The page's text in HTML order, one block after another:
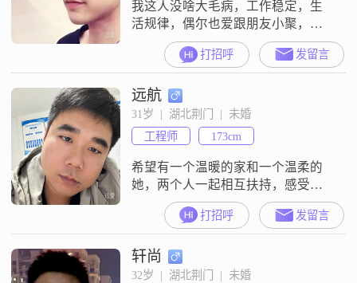
的每一刻##3
我这人没啥大毛病，工作稳定，生
活规律，偶尔也爱跟朋友小聚，开
开玩笑##3002##平时就喜欢看看书
##3001##跑跑步，保持着对生活的
热爱##3002##我觉得自己还算幽默
风趣，也很有耐心，特别期待能遇
到那个能陪我一起疯##3001##一起
闹，相互理解##3001##相互支持的
她##3002##
打招呼 发留言
远航
31岁  |  湖北荆门  |  未婚
工程师
173cm
希望有一个温暖的家和一个温柔的
她，两个人一起相互扶持，感受生
活中的一点一滴，希望充满感动与
开心～
打招呼 发留言
轩尚
32岁  |  湖北荆门  |  未婚